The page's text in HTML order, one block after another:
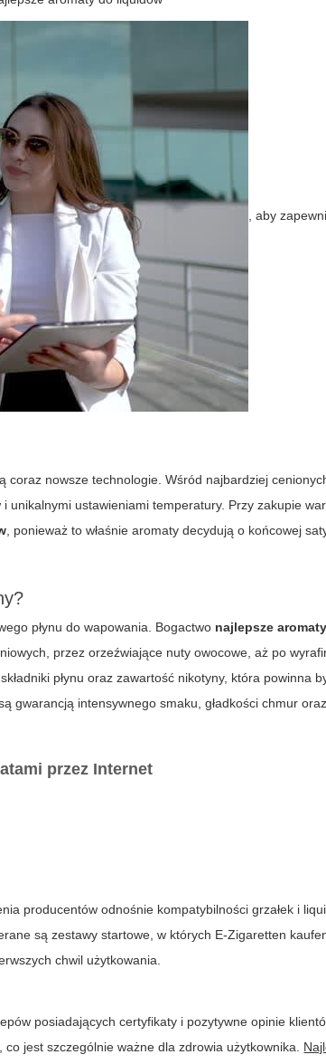
, aby
coraz nowsze technologie. Wśród najbardziej
unikalnymi ustawieniami temperatury. Przy zakupie
, ponieważ to właśnie aromaty decydują o końcowej
płynu do wapowania. Bogactwo najlepsze
przez orzeźwiające nuty owocowe, aż po
płynu oraz zawartość nikotyny, która powinna
gwarancją intensywnego smaku, gładkości chmur
przez Internet
producentów odnośnie kompatybilności grzałek i
są zestawy startowe, w których E-Zigaretten
chwil użytkowania.
posiadających certyfikaty i pozytywne opinie
jest szczególnie ważne dla zdrowia użytkownika.